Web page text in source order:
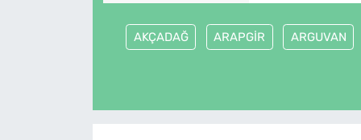
AKÇADAĞ ARAPGİR ARGUVAN